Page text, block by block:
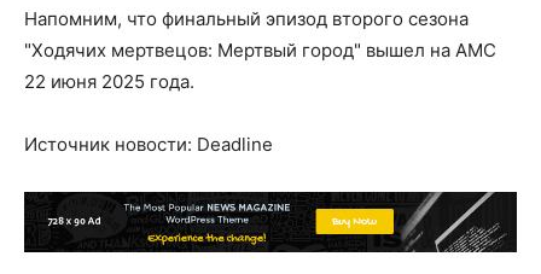
Напомним, что финальный эпизод второго сезона
"Ходячих мертвецов: Мертвый город" вышел на AMC
22 июня 2025 года.
Источник новости: Deadline